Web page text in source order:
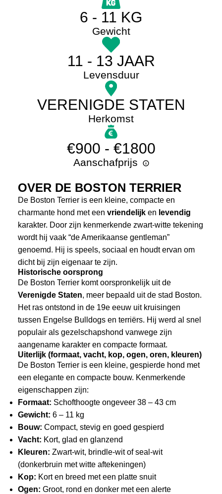
6 - 11 KG
Gewicht
11 - 13 JAAR
Levensduur
VERENIGDE STATEN
Herkomst
€900 - €1800
Aanschafprijs
OVER DE BOSTON TERRIER
De Boston Terrier is een kleine, compacte en
charmante hond met een vriendelijk en levendig
karakter. Door zijn kenmerkende zwart-witte tekening
wordt hij vaak “de Amerikaanse gentleman”
genoemd. Hij is speels, sociaal en houdt ervan om
dicht bij zijn eigenaar te zijn.
Historische oorsprong
De Boston Terrier komt oorspronkelijk uit de
Verenigde Staten, meer bepaald uit de stad Boston.
Het ras ontstond in de 19e eeuw uit kruisingen
tussen Engelse Bulldogs en terriërs. Hij werd al snel
populair als gezelschapshond vanwege zijn
aangename karakter en compacte formaat.
Uiterlijk (formaat, vacht, kop, ogen, oren, kleuren)
De Boston Terrier is een kleine, gespierde hond met
een elegante en compacte bouw. Kenmerkende
eigenschappen zijn:
Formaat: Schofthoogte ongeveer 38 – 43 cm
Gewicht: 6 – 11 kg
Bouw: Compact, stevig en goed gespierd
Vacht: Kort, glad en glanzend
Kleuren: Zwart-wit, brindle-wit of seal-wit
(donkerbruin met witte aftekeningen)
Kop: Kort en breed met een platte snuit
Ogen: Groot, rond en donker met een alerte